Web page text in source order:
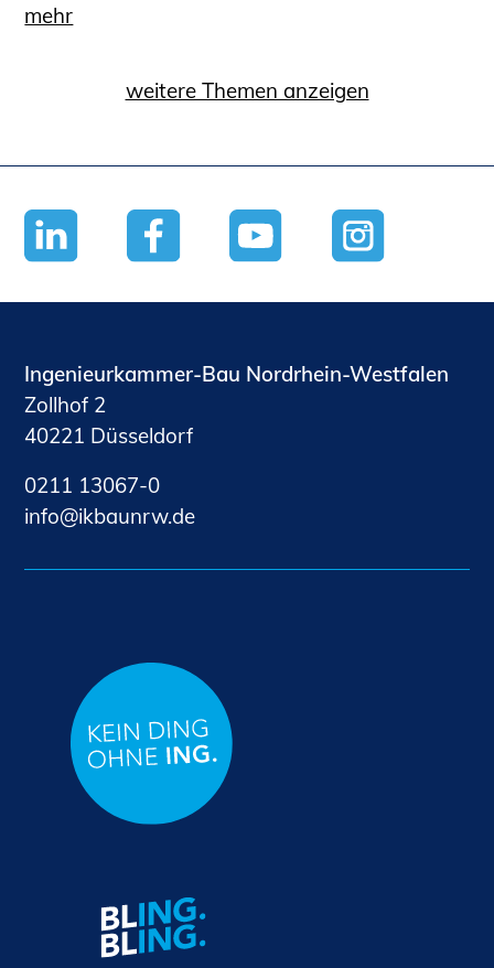
mehr
weitere Themen anzeigen
Ingenieurkammer-Bau Nordrhein-Westfalen
Zollhof 2
40221 Düsseldorf
0211 13067-0
nf
kb nrwd